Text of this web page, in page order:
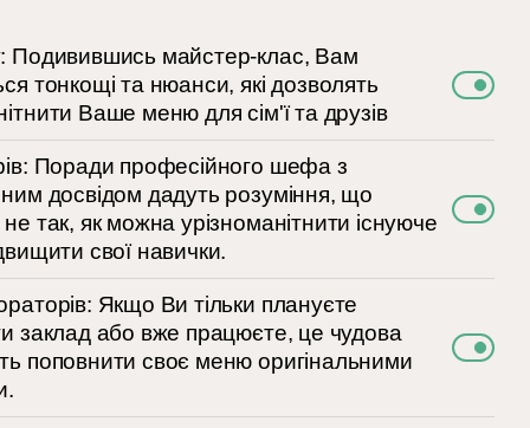
Подивившись майстер-клас, Вам
тонкощі та нюанси, які дозволять
Ваше меню для сім'ї та друзів
Поради професійного шефа з
досвідом дадуть розуміння, що
так, як можна урізноманітнити існуюче
свої навички.
Якщо Ви тільки плануєте
заклад або вже працюєте, це чудова
поповнити своє меню оригінальними